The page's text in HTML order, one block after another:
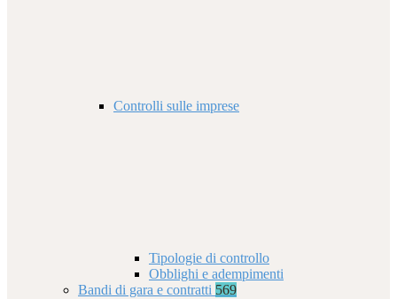
Controlli sulle imprese
Tipologie di controllo
Obblighi e adempimenti
Bandi di gara e contratti 569